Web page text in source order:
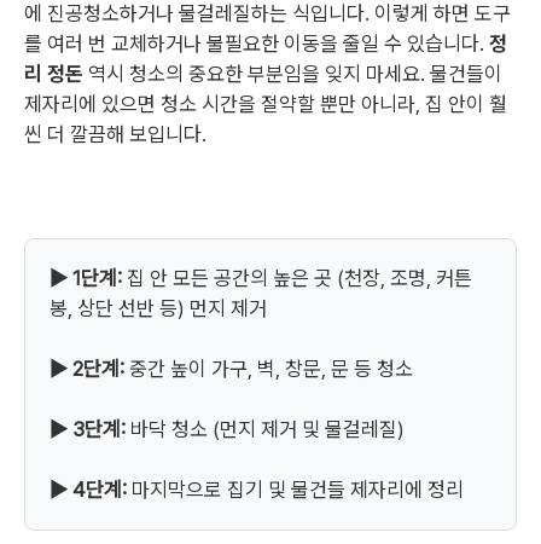
에 진공청소하거나 물걸레질하는 식입니다. 이렇게 하면 도구
를 여러 번 교체하거나 불필요한 이동을 줄일 수 있습니다. 정
리 정돈 역시 청소의 중요한 부분임을 잊지 마세요. 물건들이
제자리에 있으면 청소 시간을 절약할 뿐만 아니라, 집 안이 훨
씬 더 깔끔해 보입니다.
▶ 1단계: 집 안 모든 공간의 높은 곳 (천장, 조명, 커튼
봉, 상단 선반 등) 먼지 제거
▶ 2단계: 중간 높이 가구, 벽, 창문, 문 등 청소
▶ 3단계: 바닥 청소 (먼지 제거 및 물걸레질)
▶ 4단계: 마지막으로 집기 및 물건들 제자리에 정리